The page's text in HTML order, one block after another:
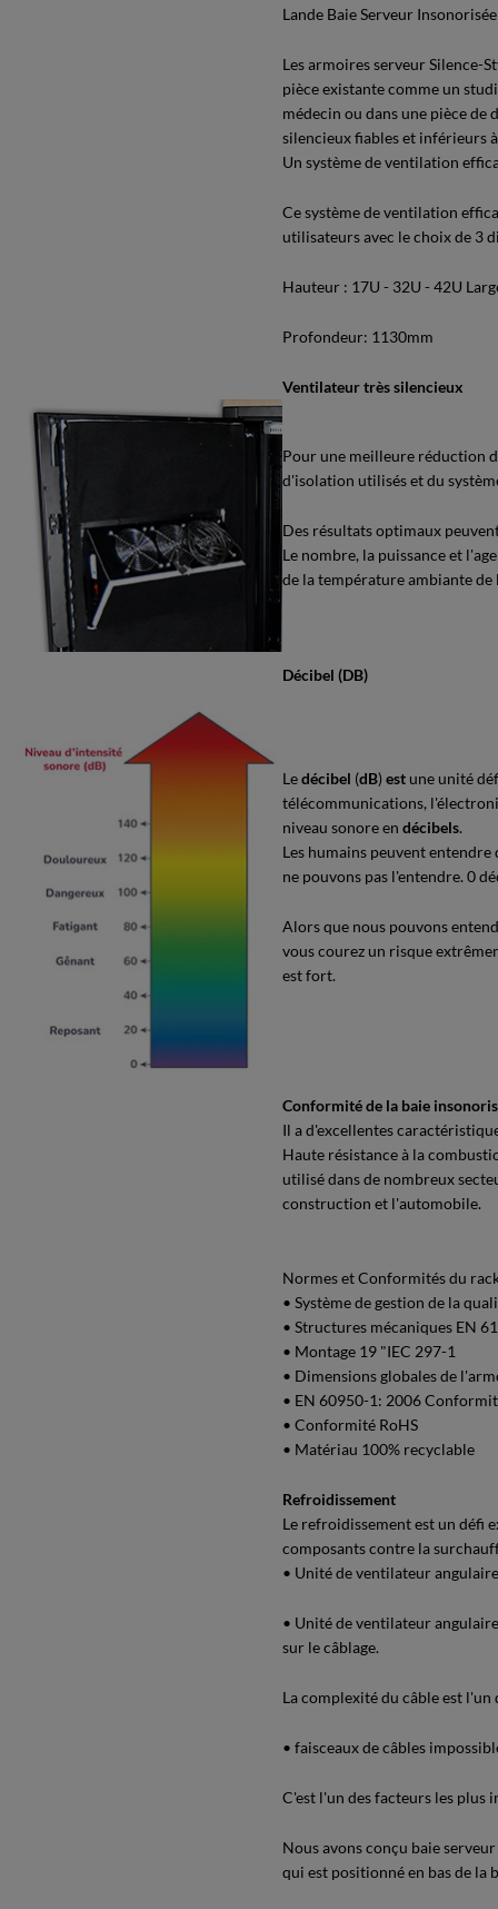
Lande Baie Serveur
Les armoires serveur Silence-
pièce existante comme un
médecin ou dans une pièce de
silencieux fiables et inférieurs
Un système de ventilation
Ce système de ventilation
utilisateurs avec le choix de 3
Hauteur : 17U - 32U - 42U
Profondeur: 1130mm
Ventilateur très silencieux
Pour une meilleure réduction
d'isolation utilisés et du
Des résultats optimaux
Le nombre, la puissance et
de la température ambiante de
Décibel (DB)
Ledécibel (dB) est une unité
télécommunications,
niveau sonore en décibels.
Les humains peuvent entendre
ne pouvons pas l'entendre. 0
Alors que nous pouvons
vous courez un risque
est fort.
Conformité de la baie
Il a d'excellentes
Haute résistance à la
utilisé dans de nombreux
construction et l'automobile.
Normes et Conformités du
• Système de gestion de la
• Structures mécaniques EN
• Montage 19 "IEC 297-1
• Dimensions globales de
• EN 60950-1: 2006
• Conformité RoHS
• Matériau 100% recyclable
Refroidissement
Le refroidissement est un défi
composants contre la
• Unité de ventilateur
• Unité de ventilateur
sur le câblage.
La complexité du câble est
• faisceaux de câbles
C'est l'un des facteurs les
Nous avons conçu baie
qui est positionné en bas de la